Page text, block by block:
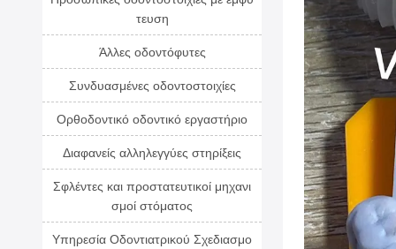
τευση
Άλλες οδοντόφυτες
Συνδυασμένες οδοντοστοιχίες
Ορθοδοντικό οδοντικό εργαστήριο
Διαφανείς αλληλεγγύες στηρίξεις
Σφλέντες και προστατευτικοί μηχανι
σμοί στόματος
Υπηρεσία Οδοντιατρικού Σχεδιασμο